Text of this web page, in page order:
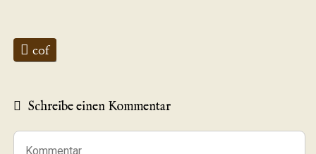
cof
Schreibe einen Kommentar